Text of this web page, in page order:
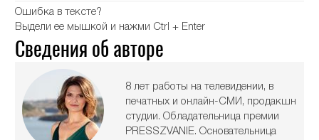
Ошибка в тексте?
Выдели ее мышкой и нажми Ctrl + Enter
Сведения об авторе
8 лет работы на телевидении, в
печатных и онлайн-СМИ, продакшн
студии. Обладательница премии
PRESSZVANIE. Основательница